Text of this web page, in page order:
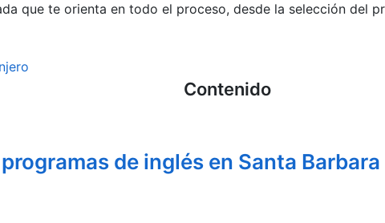
que te orienta en todo el proceso, desde la selección del
Contenido
de inglés en Santa Barbara